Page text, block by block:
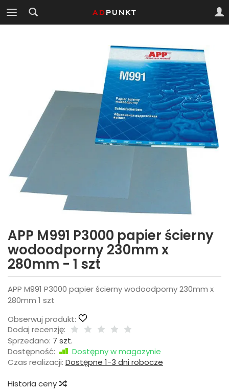
APP M991 P3000 papier ścierny
wodoodporny 230mm x
280mm - 1 szt
APP M991 P3000 papier ścierny wodoodporny 230mm x
280mm 1 szt
Obserwuj produkt:
Dodaj recenzję:
Sprzedano: 7 szt.
Dostępność:
Dostępny w magazynie
Czas realizacji: Dostępne 1-3 dni robocze
Historia ceny